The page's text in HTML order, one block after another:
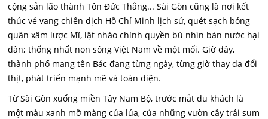
cộng sản lão thành Tôn Đức Thắng... Sài Gòn cũng là nơi kết
thúc vẻ vang chiến dịch Hồ Chí Minh lịch sử, quét sạch bóng
quân xâm lược Mĩ, lật nhào chính quyền bù nhìn bán nước hại
dân; thống nhất non sông Việt Nam về một mối. Giờ đây,
thành phố mang tên Bác đang từng ngày, từng giờ thay da đổi
thịt, phát triển mạnh mẽ và toàn diện.
Từ Sài Gòn xuống miền Tây Nam Bộ, trước mắt du khách là
một màu xanh mỡ màng của lúa, của những vườn cây trái sum